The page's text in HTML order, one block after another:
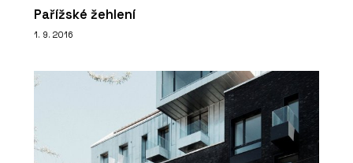
funkcionalismem
Pařížské žehlení
1. 9. 2016